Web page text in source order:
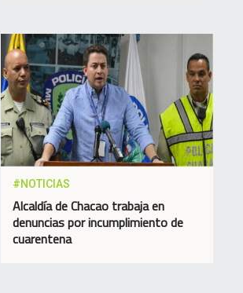
#NOTICIAS
Alcaldía de Chacao trabaja en
denuncias por incumplimiento de
cuarentena